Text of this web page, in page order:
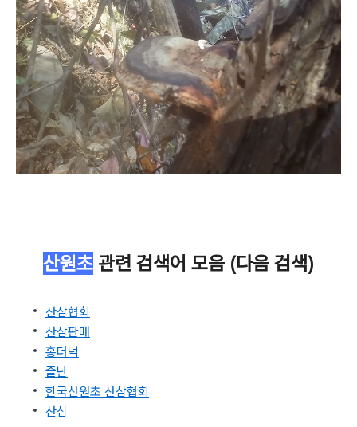
산원초 관련 검색어 모음 (다음 검색)
산삼협회
산삼판매
홍더덕
즐난
한국산원초 산삼협회
산삼